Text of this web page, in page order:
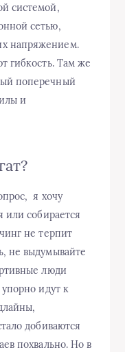
системой,
сетью,
напряжением.
гибкость. Там же
поперечный
и
я хочу
или собирается
не терпит
не выдумывайте
люди
идут к
добиваются
похвально. Но в